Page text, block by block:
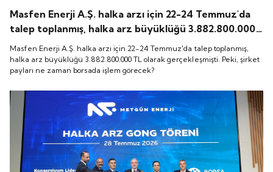
Masfen Enerji A.Ş. halka arzı için 22-24 Temmuz'da
talep toplanmış, halka arz büyüklüğü 3.882.800.000
TL olarak gerçekleşmişti. Peki, şirket payları ne
zaman borsada işlem görecek?
Masfen Enerji A.Ş. halka arzı için 22-24 Temmuz'da talep toplanmış,
halka arz büyüklüğü 3.882.800.000 TL olarak gerçekleşmişti. Peki, şirket
payları ne zaman borsada işlem görecek?